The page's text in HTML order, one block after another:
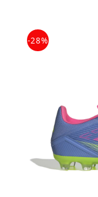
-28%